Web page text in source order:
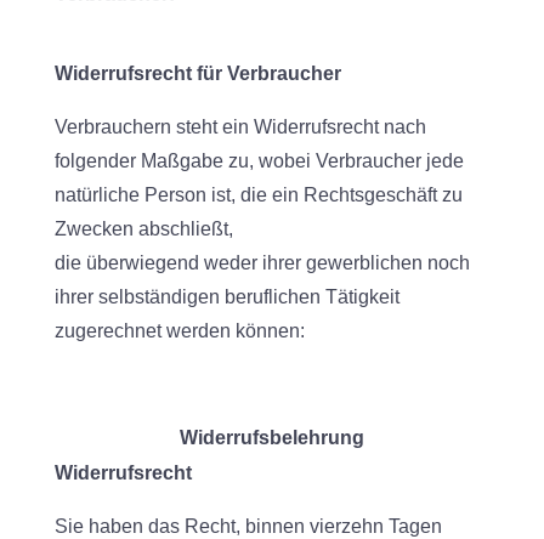
Widerrufsrecht für Verbraucher
Verbrauchern steht ein Widerrufsrecht nach
folgender Maßgabe zu, wobei Verbraucher jede
natürliche Person ist, die ein Rechtsgeschäft zu
Zwecken abschließt,
die überwiegend weder ihrer gewerblichen noch
ihrer selbständigen beruflichen Tätigkeit
zugerechnet werden können:
Widerrufsbelehrung
Widerrufsrecht
Sie haben das Recht, binnen vierzehn Tagen